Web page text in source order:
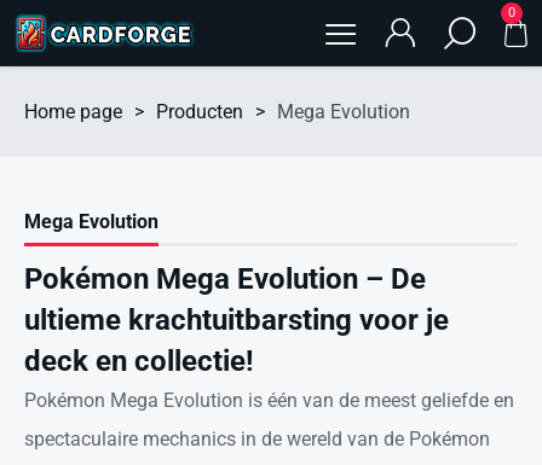
0
Home page > Producten > Mega Evolution
Mega Evolution
Pokémon Mega Evolution – De
ultieme krachtuitbarsting voor je
deck en collectie!
Pokémon Mega Evolution is één van de meest geliefde en
spectaculaire mechanics in de wereld van de Pokémon